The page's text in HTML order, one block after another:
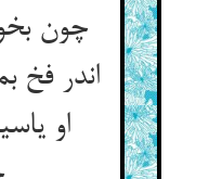
چون
اندر فخ
او